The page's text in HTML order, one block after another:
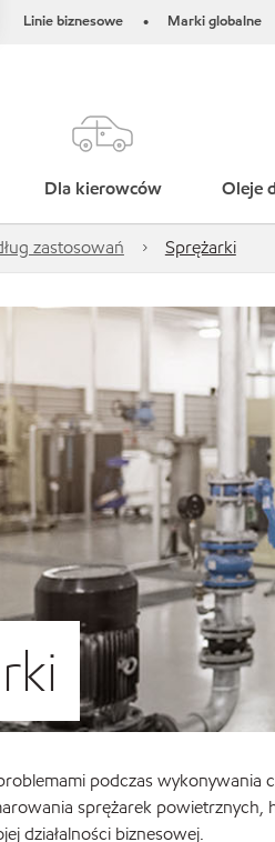
Linie biznesowe • Marki globalne
Dla kierowców Oleje
zastosowań Sprężarki
podczas wykonywania
sprężarek powietrznych,
działalności biznesowej.